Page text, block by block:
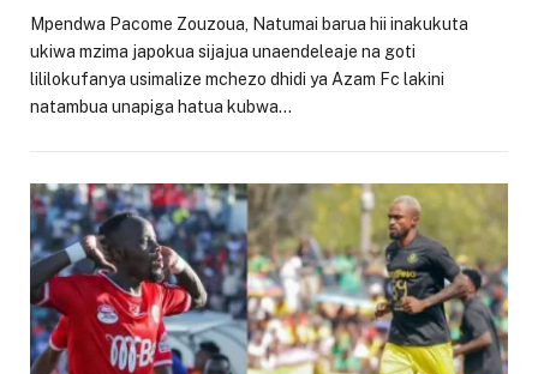
Mpendwa Pacome Zouzoua, Natumai barua hii inakukuta
ukiwa mzima japokua sijajua unaendeleaje na goti
lililokufanya usimalize mchezo dhidi ya Azam Fc lakini
natambua unapiga hatua kubwa…